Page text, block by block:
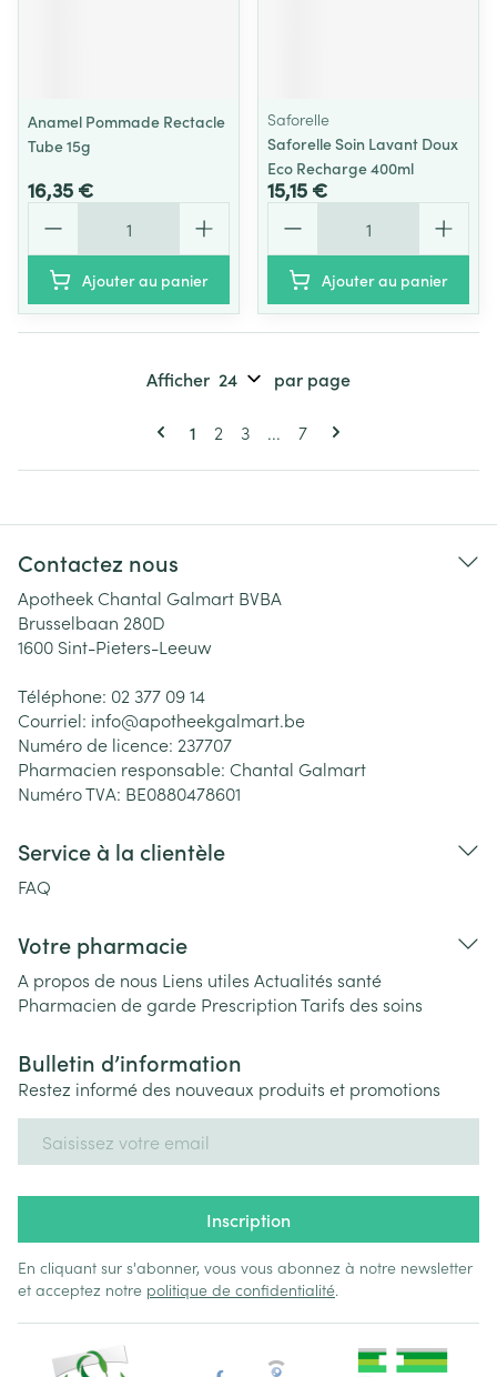
Anamel Pommade Rectacle
Tube 15g
16,35 €
Ajouter au panier
Saforelle
Saforelle Soin Lavant Doux
Eco Recharge 400ml
15,15 €
Ajouter au panier
Pages
Vous lisez actuellement la page
1 Page
2 Page
3 ... Page
7
Afficher par page
Contactez nous
Apotheek Chantal Galmart BVBA
Brusselbaan 280D
1600 Sint-Pieters-Leeuw
Téléphone: 02 377 09 14
Courriel: info@apotheekgalmart.be
Numéro de licence: 237707
Pharmacien responsable: Chantal Galmart
Numéro TVA: BE0880478601
Service à la clientèle
FAQ
Votre pharmacie
A propos de nous Liens utiles Actualités santé
Pharmacien de garde PrescriptionTarifs des soins
Bulletin d’information
Restez informé des nouveaux produits et promotions
Inscription
En cliquant sur s'abonner, vous vous abonnez à notre newsletter
et acceptez notre politique de confidentialité.